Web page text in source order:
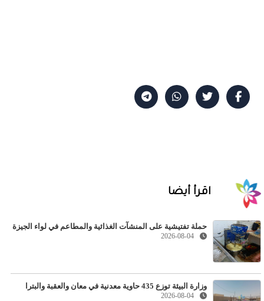
اقرأ أيضا
حملة تفتيشية على المنشآت الغذائية والمطاعم في لواء الجيزة
2026-08-04
وزارة البيئة توزع 435 حاوية معدنية في معان والعقبة والبترا
2026-08-04